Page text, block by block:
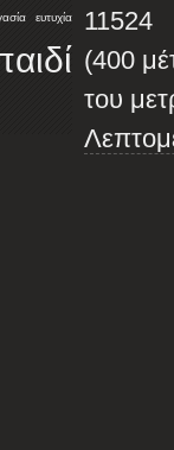
ευτυχία
11524
(400
του